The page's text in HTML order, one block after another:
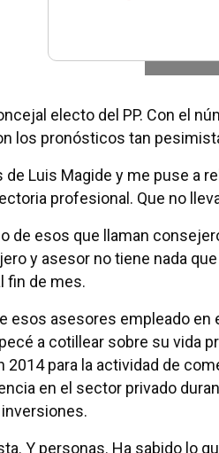
electo del PP. Con el
los pronósticos tan
Luis Magide y me puse a
profesional. Que no
de esos que llaman
y asesor no tiene nada
fin de mes.
esos asesores empleado en
a cotillear sobre su vida
2014 para la actividad de
en el sector privado
Y personas. Ha sabido lo